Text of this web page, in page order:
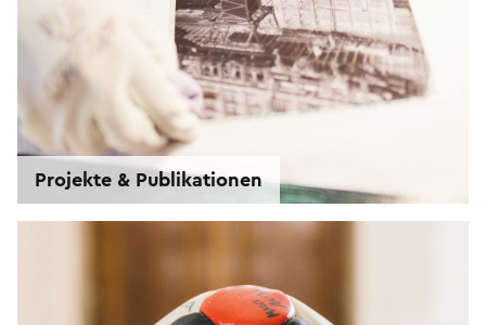
Projekte & Publikationen